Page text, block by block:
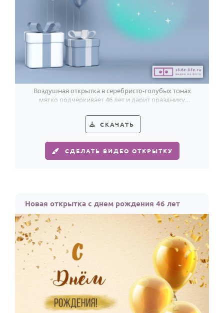
Воздушная открытка в серебристо-голубых тонах
мягко подчёркивает 46 лет и дарит празднику
СКАЧАТЬ
СДЕЛАТЬ ВИДЕО ОТКРЫТКУ
Новая открытка с днем рождения 46 лет